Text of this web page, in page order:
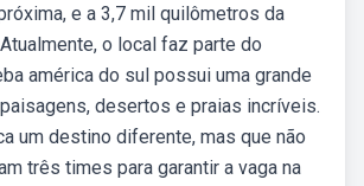
e a 3,7 mil quilômetros da
o local faz parte do
américa do sul possui uma grande
desertos e praias incríveis.
um destino diferente, mas que não
três times para garantir a vaga na